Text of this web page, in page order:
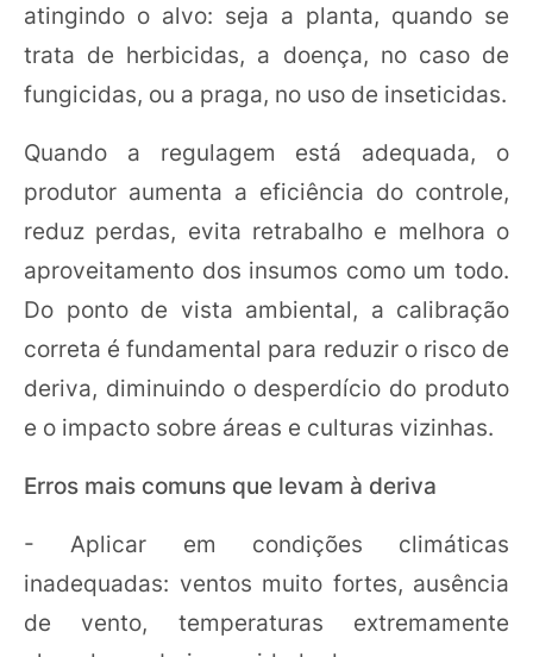
atingindo o alvo: seja a planta, quando se
trata de herbicidas, a doença, no caso de
fungicidas, ou a praga, no uso de inseticidas.
Quando a regulagem está adequada, o
produtor aumenta a eficiência do controle,
reduz perdas, evita retrabalho e melhora o
aproveitamento dos insumos como um todo.
Do ponto de vista ambiental, a calibração
correta é fundamental para reduzir o risco de
deriva, diminuindo o desperdício do produto
e o impacto sobre áreas e culturas vizinhas.
Erros mais comuns que levam à deriva
- Aplicar em condições climáticas
inadequadas: ventos muito fortes, ausência
de vento, temperaturas extremamente